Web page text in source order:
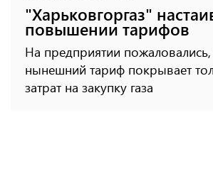
"Харьковгоргаз"
повышении тарифов
На предприятии пожаловались,
нынешний тариф покрывает
затрат на закупку газа